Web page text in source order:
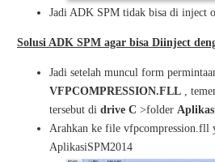
Jadi ADK SPM tidak bisa di inject
Solusi ADK SPM agar bisa Diinject
Jadi setelah muncul form
VFPCOMPRESSION.FLL ,
tersebut di drive C >folder
Arahkan ke file vfpcompression.fll
AplikasiSPM2014